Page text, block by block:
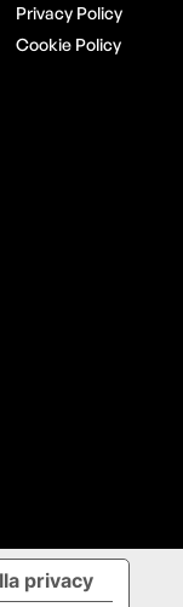
Privacy Policy
Cookie Policy
privacy